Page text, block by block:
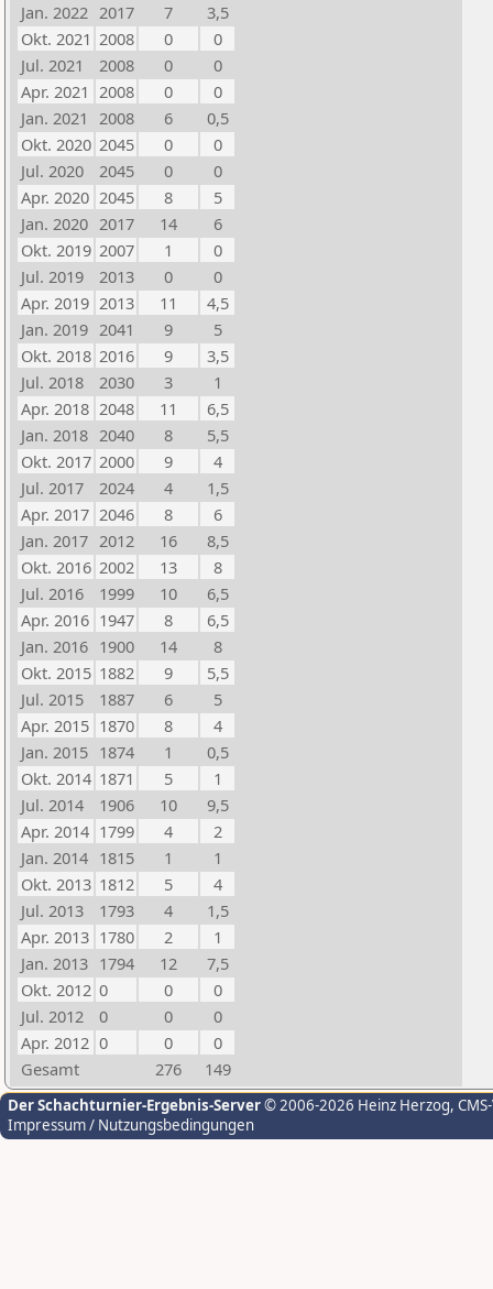
Jan. 2022 2017 7
3,5
Okt. 2021 2008 0
0
Jul. 2021
2008 0
0
Apr. 2021 2008 0
0
Jan. 2021 2008 6
0,5
Okt. 2020 2045 0
0
Jul. 2020
2045 0
0
Apr. 2020 2045 8
5
Jan. 2020 2017 14
6
Okt. 2019 2007 1
0
Jul. 2019
2013 0
0
Apr. 2019 2013 11
4,5
Jan. 2019 2041 9
5
Okt. 2018 2016 9
3,5
Jul. 2018
2030 3
1
Apr. 2018 2048 11
6,5
Jan. 2018 2040 8
5,5
Okt. 2017 2000 9
4
Jul. 2017
2024 4
1,5
Apr. 2017 2046 8
6
Jan. 2017 2012 16
8,5
Okt. 2016 2002 13
8
Jul. 2016
1999 10
6,5
Apr. 2016 1947 8
6,5
Jan. 2016 1900 14
8
Okt. 2015 1882 9
5,5
Jul. 2015
1887 6
5
Apr. 2015 1870 8
4
Jan. 2015 1874 1
0,5
Okt. 2014 1871 5
1
Jul. 2014
1906 10
9,5
Apr. 2014 1799 4
2
Jan. 2014 1815 1
1
Okt. 2013 1812 5
4
Jul. 2013
1793 4
1,5
Apr. 2013 1780 2
1
Jan. 2013 1794 12
7,5
Okt. 2012 0 0
0
Jul. 2012
0 0
0
Apr. 2012 0 0
0
Gesamt
276 149
Der Schachturnier-Ergebnis-Server© 2006-2026 Heinz Herzog,
Impressum / Nutzungsbedingungen